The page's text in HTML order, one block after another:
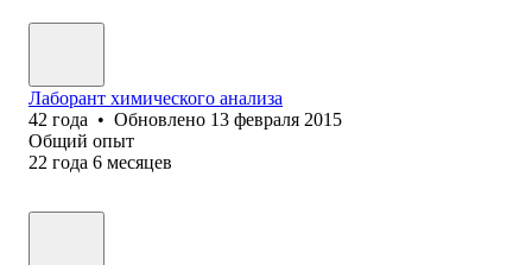
Лаборант химического анализа
42 года • Обновлено 13 февраля 2015
Общий опыт
22 года 6 месяцев